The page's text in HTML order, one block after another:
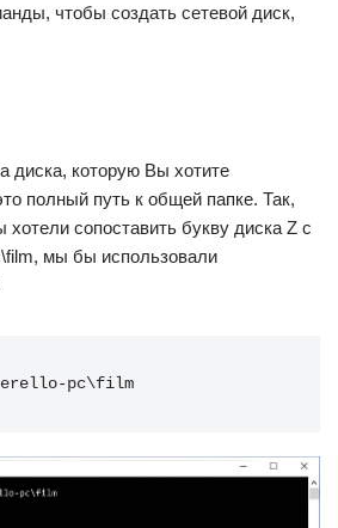
чтобы создать сетевой диск,
диска, которую Вы хотите
полный путь к общей папке. Так,
сопоставить букву диска Z с
мы бы использовали
pc\film